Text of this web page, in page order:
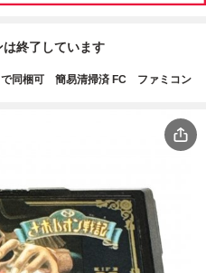
終了しています
で同梱可 簡易清掃済 FC ファミコン